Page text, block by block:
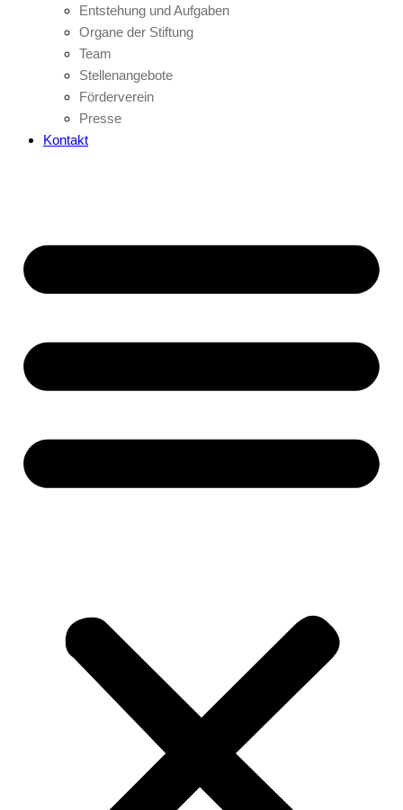
Entstehung und Aufgaben
Organe der Stiftung
Team
Stellenangebote
Förderverein
Presse
Kontakt